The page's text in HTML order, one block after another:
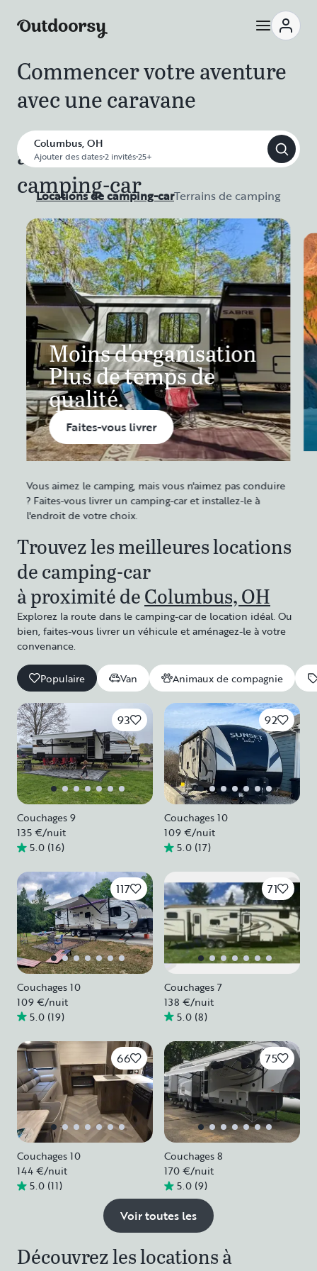
Commencer votre aventure
avec une caravane
avec une location de
camping-car
Columbus, OH
Ajouter des dates•2 invités•25+
Locations de camping-carTerrains de camping
Moins d'organisation
Plus de temps de
qualité.
Faites-vous livrer
Vous aimez le camping, mais vous n'aimez pas conduire
? Faites-vous livrer un camping-car et installez-le à
l'endroit de votre choix.
Trouvez les meilleures locations
de camping-car
à proximité deColumbus, OH
Explorez la route dans le camping-car de location idéal. Ou
bien, faites-vous livrer un véhicule et aménagez-le à votre
convenance.
Populaire Van Animaux de compagnie
93
Couchages 9
135 €/nuit
5.0 (16)
92
Couchages 10
109 €/nuit
5.0 (17)
117
Couchages 10
109 €/nuit
5.0 (19)
71
Couchages 7
138 €/nuit
5.0 (8)
66
Couchages 10
144 €/nuit
5.0 (11)
75
Couchages 8
170 €/nuit
5.0 (9)
Voir toutes les
Découvrez les locations à